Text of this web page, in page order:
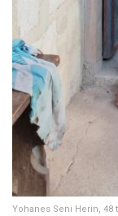
Yohanes Seni Herin, 48